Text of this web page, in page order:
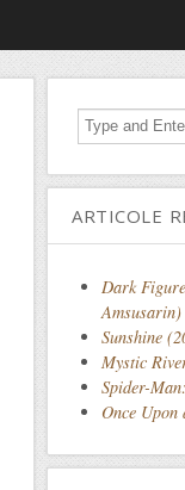
ARTICOLE
Dark
Sunshine
Mystic
Spider-
Once